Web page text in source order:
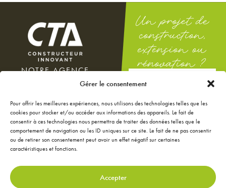
Gérer le consentement
Pour offrir les meilleures expériences, nous utilisons des technologies telles que les
cookies pour stocker et/ou accéder aux informations des appareils. Le fait de
consentir à ces technologies nous permettra de traiter des données telles que le
comportement de navigation ou les ID uniques sur ce site. Le fait de ne pas consentir
ou de retirer son consentement peut avoir un effet négatif sur certaines
caractéristiques et fonctions.
Accepter
NOS ANNONCES
JE CONFIGURE MA
NOTRE AGENCE
100 rue Docteur Théodor
12000 Rodez
Du lundi au vendredi : 8h-12h
/ 14h-18h
Le samedi : 9h-12h
Un projet de
construction,
extension ou
rénovation ?
DEMANDEZ
UNE ÉTUDE
GRATUITE